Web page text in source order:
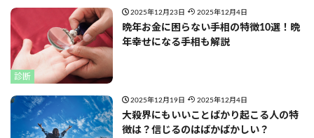
診断
2025年12月23日 2025年12月4日
晩年お金に困らない手相の特徴10選！晩
年幸せになる手相も解説
2025年12月19日 2025年12月4日
大殺界にもいいことばかり起こる人の特
徴は？信じるのはばかばかしい？